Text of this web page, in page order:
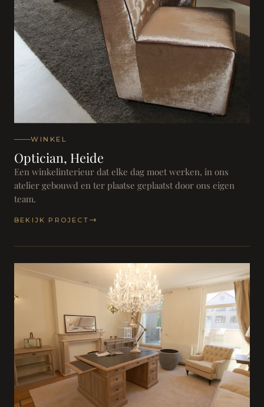
WINKEL
Optician, Heide
Een winkelinterieur dat elke dag moet werken, in ons
atelier gebouwd en ter plaatse geplaatst door ons eigen
team.
BEKIJK PROJECT